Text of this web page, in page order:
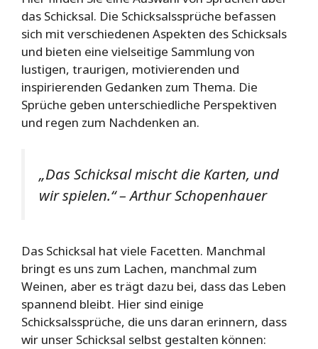
das Schicksal. Die Schicksalssprüche befassen
sich mit verschiedenen Aspekten des Schicksals
und bieten eine vielseitige Sammlung von
lustigen, traurigen, motivierenden und
inspirierenden Gedanken zum Thema. Die
Sprüche geben unterschiedliche Perspektiven
und regen zum Nachdenken an.
„Das Schicksal mischt die Karten, und
wir spielen.“ – Arthur Schopenhauer
Das Schicksal hat viele Facetten. Manchmal
bringt es uns zum Lachen, manchmal zum
Weinen, aber es trägt dazu bei, dass das Leben
spannend bleibt. Hier sind einige
Schicksalssprüche, die uns daran erinnern, dass
wir unser Schicksal selbst gestalten können: